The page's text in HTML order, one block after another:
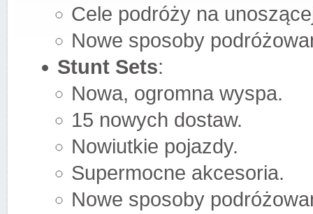
Cele podróży na
Nowe sposoby
Stunt Sets:
Nowa, ogromna wyspa.
15 nowych dostaw.
Nowiutkie pojazdy.
Supermocne akcesoria.
Nowe sposoby